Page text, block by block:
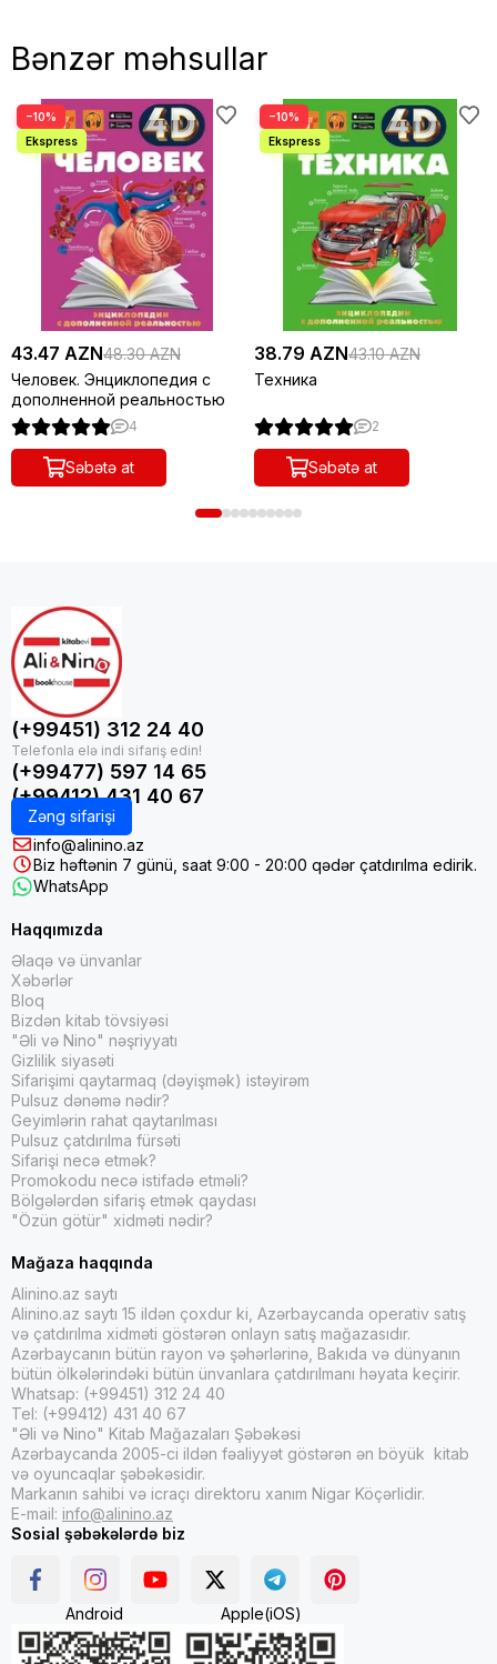
Bənzər məhsullar
−10%
43.47 AZN48.30 AZN
Человек. Энциклопедия с
дополненной реальностью
4
Səbətə at
−10%
38.79 AZN43.10 AZN
Техника
2
Səbətə at
(+99451) 312 24 40
(+99477) 597 14 65
(+99412) 431 40 67
Zəng sifarişi
info@alinino.az
Biz həftənin 7 günü, saat 9:00 - 20:00 qədər çatdırılma edirik.
WhatsApp
Haqqımızda
Əlaqə və ünvanlar
Xəbərlər
Bloq
Bizdən kitab tövsiyəsi
"Əli və Nino" nəşriyyatı
Gizlilik siyasəti
Sifarişimi qaytarmaq (dəyişmək) istəyirəm
Pulsuz dənəmə nədir?
Geyimlərin rahat qaytarılması
Pulsuz çatdırılma fürsəti
Sifarişi necə etmək?
Promokodu necə istifadə etməli?
Bölgələrdən sifariş etmək qaydası
"Özün götür" xidməti nədir?
Mağaza haqqında
Alinino.az saytı
Alinino.az saytı 15 ildən çoxdur ki, Azərbaycanda operativ satış
və çatdırılma xidməti göstərən onlayn satış mağazasıdır.
Azərbaycanın bütün rayon və şəhərlərinə, Bakıda və dünyanın
bütün ölkələrindəki bütün ünvanlara çatdırılmanı həyata keçirir.
Whatsap: (+99451) 312 24 40
Tel: (+99412) 431 40 67
"Əli və Nino" Kitab Mağazaları Şəbəkəsi
Azərbaycanda 2005-ci ildən fəaliyyət göstərən ən böyük kitab
və oyuncaqlar şəbəkəsidir.
Markanın sahibi və icraçı direktoru xanım Nigar Köçərlidir.
E-mail: info@alinino.az
Sosial şəbəkələrdə biz
Android Apple(iOS)